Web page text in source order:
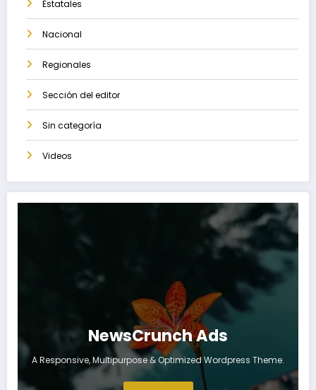
Estatales
Nacional
Regionales
Sección del editor
Sin categoría
Videos
NewsCrunch Ads
A Responsive, Multipurpose & Optimized Wordpress Theme.